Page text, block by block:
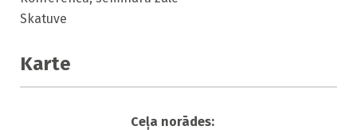
Skatuve
Karte
Ceļa norādes: